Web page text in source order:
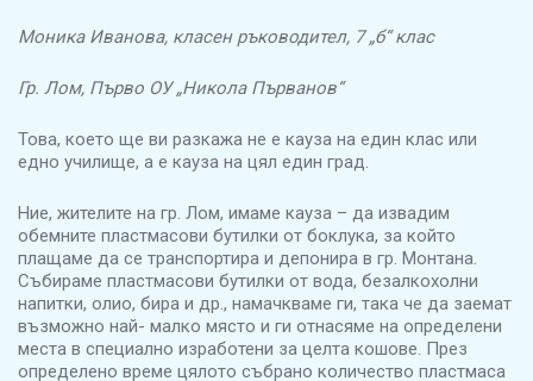
Моника Иванова, класен ръководител, 7 „б“ клас
Гр. Лом, Първо ОУ „Никола Първанов“
Това, което ще ви разкажа не е кауза на един клас или
едно училище, а е кауза на цял един град.
Ние, жителите на гр. Лом, имаме кауза – да извадим
обемните пластмасови бутилки от боклука, за който
плащаме да се транспортира и депонира в гр. Монтана.
Събираме пластмасови бутилки от вода, безалкохолни
напитки, олио, бира и др., намачкваме ги, така че да заемат
възможно най- малко място и ги отнасяме на определени
места в специално изработени за целта кошове. През
определено време цялото събрано количество пластмаса